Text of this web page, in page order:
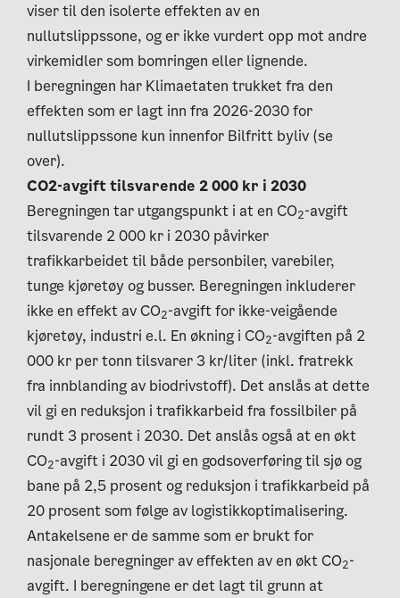
viser til den isolerte effekten av en
nullutslippssone, og er ikke vurdert opp mot andre
virkemidler som bomringen eller lignende.
I beregningen har Klimaetaten trukket fra den
effekten som er lagt inn fra 2026-2030 for
nullutslippssone kun innenfor Bilfritt byliv (se
over).
CO2-avgift tilsvarende 2 000 kr i 2030
Beregningen tar utgangspunkt i at en CO2-avgift
tilsvarende 2 000 kr i 2030 påvirker
trafikkarbeidet til både personbiler, varebiler,
tunge kjøretøy og busser. Beregningen inkluderer
ikke en effekt av CO2-avgift for ikke-veigående
kjøretøy, industri e.l. En økning i CO2-avgiften på 2
000 kr per tonn tilsvarer 3 kr/liter (inkl. fratrekk
fra innblanding av biodrivstoff). Det anslås at dette
vil gi en reduksjon i trafikkarbeid fra fossilbiler på
rundt 3 prosent i 2030. Det anslås også at en økt
CO2-avgift i 2030 vil gi en godsoverføring til sjø og
bane på 2,5 prosent og reduksjon i trafikkarbeid på
20 prosent som følge av logistikkoptimalisering.
Antakelsene er de samme som er brukt for
nasjonale beregninger av effekten av en økt CO2-
avgift. I beregningene er det lagt til grunn at